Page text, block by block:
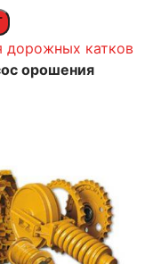
дорожных катков
орошения